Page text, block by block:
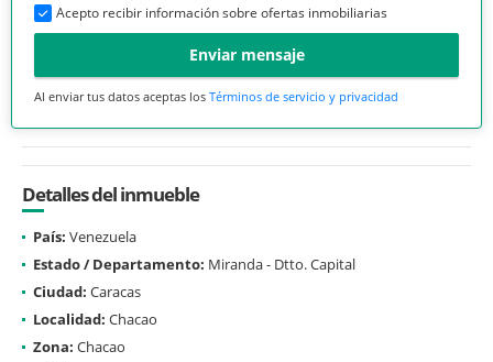
Acepto recibir información sobre ofertas inmobiliarias
Enviar mensaje
Al enviar tus datos aceptas los Términos de servicio y privacidad
Detalles del inmueble
País: Venezuela
Estado / Departamento: Miranda - Dtto. Capital
Ciudad: Caracas
Localidad: Chacao
Zona: Chacao